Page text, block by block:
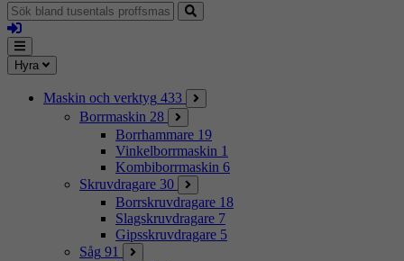
Sök
bland
tusentals
proffsmaskiner
Logga
in
Mina
sidor
Meny
Hyra
Maskin och verktyg 433
Borrmaskin 28
Borrhammare 19
Vinkelborrmaskin 1
Kombiborrmaskin 6
Skruvdragare 30
Borrskruvdragare 18
Slagskruvdragare 7
Gipsskruvdragare 5
Såg 91